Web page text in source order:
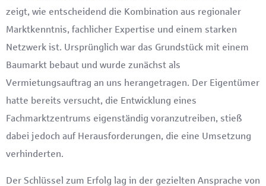
zeigt, wie entscheidend die Kombination aus regionaler
Marktkenntnis, fachlicher Expertise und einem starken
Netzwerk ist. Ursprünglich war das Grundstück mit einem
Baumarkt bebaut und wurde zunächst als
Vermietungsauftrag an uns herangetragen. Der Eigentümer
hatte bereits versucht, die Entwicklung eines
Fachmarktzentrums eigenständig voranzutreiben, stieß
dabei jedoch auf Herausforderungen, die eine Umsetzung
verhinderten.
Der Schlüssel zum Erfolg lag in der gezielten Ansprache von